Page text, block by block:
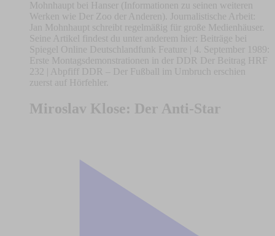
Mohnhaupt bei Hanser (Informationen zu seinen weiteren
Werken wie Der Zoo der Anderen). Journalistische Arbeit:
Jan Mohnhaupt schreibt regelmäßig für große Medienhäuser.
Seine Artikel findest du unter anderem hier: Beiträge bei
Spiegel Online Deutschlandfunk Feature | 4. September 1989:
Erste Montagsdemonstrationen in der DDR Der Beitrag HRF
232 | Abpfiff DDR – Der Fußball im Umbruch erschien
zuerst auf Hörfehler.
Miroslav Klose: Der Anti-Star